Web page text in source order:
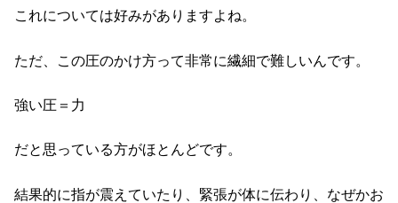
これについては好みがありますよね。
ただ、この圧のかけ方って非常に繊細で難しいんです。
強い圧＝力
だと思っている方がほとんどです。
結果的に指が震えていたり、緊張が体に伝わり、なぜかお